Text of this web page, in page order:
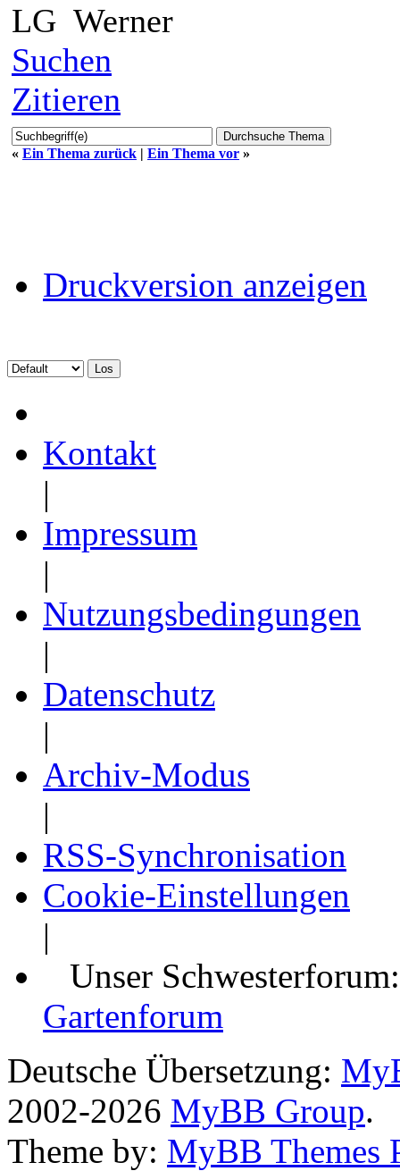
LG Werner
Suchen
Zitieren
« Ein Thema zurück | Ein Thema vor »
Druckversion anzeigen
Kontakt
|
Impressum
|
Nutzungsbedingungen
|
Datenschutz
|
Archiv-Modus
|
RSS-Synchronisation
Cookie-Einstellungen
|
Unser
Gartenforum
Deutsche Übersetzung:
2002-2026 MyBB Group.
Theme by: MyBB Themes